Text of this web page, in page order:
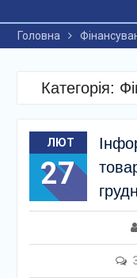
Головна
Категорія:
ЛЮТ
27